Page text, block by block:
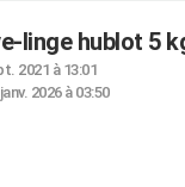
linge hublot 5
2021 à 13:01
2026 à 03:50